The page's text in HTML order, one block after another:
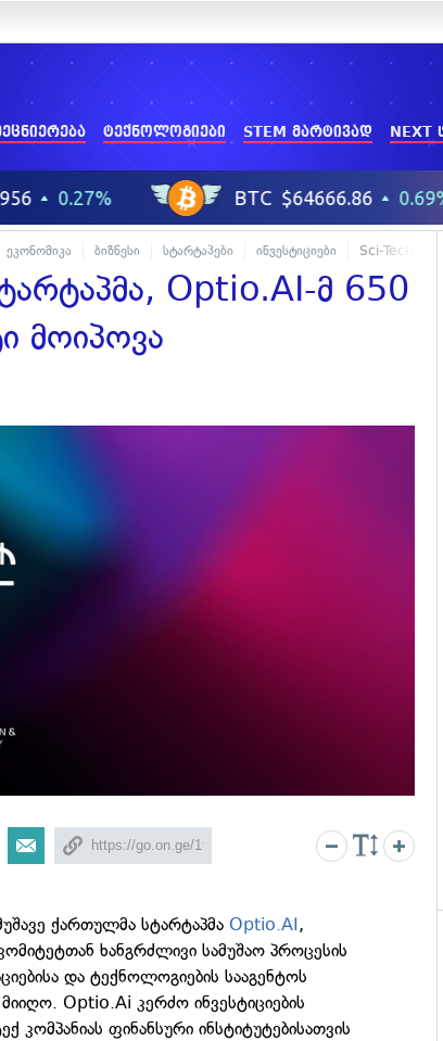
ტექნოლოგიები STEM მარტივად
ეკონომიკა ბიზნესი სტარტაპები ინვესტიციები Sci-Tech
Optio.AI-მ 650
მოიპოვა
ქართულმა სტარტაპმა Optio.AI,
ხანგრძლივი სამუშაო პროცესის
და ტექნოლოგიების სააგენტოს
Optio.Ai კერძო ინვესტიციების
კომპანიას ფინანსური ინსტიტუტებისათვის